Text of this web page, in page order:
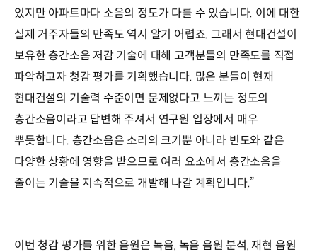
있지만 아파트마다 소음의 정도가 다를 수 있습니다. 이에 대한
실제 거주자들의 만족도 역시 알기 어렵죠. 그래서 현대건설이
보유한 층간소음 저감 기술에 대해 고객분들의 만족도를 직접
파악하고자 청감 평가를 기획했습니다. 많은 분들이 현재
현대건설의 기술력 수준이면 문제없다고 느끼는 정도의
층간소음이라고 답변해 주셔서 연구원 입장에서 매우
뿌듯합니다. 층간소음은 소리의 크기뿐 아니라 빈도와 같은
다양한 상황에 영향을 받으므로 여러 요소에서 층간소음을
줄이는 기술을 지속적으로 개발해 나갈 계획입니다.”
이번 청감 평가를 위한 음원은 녹음, 녹음 음원 분석, 재현 음원